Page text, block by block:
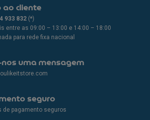
ao cliente
933 832 (*)
entre as 09:00 – 13:00 e 14:00 – 18:00
para rede fixa nacional
nos uma mensagem
seguro
de pagamento seguros